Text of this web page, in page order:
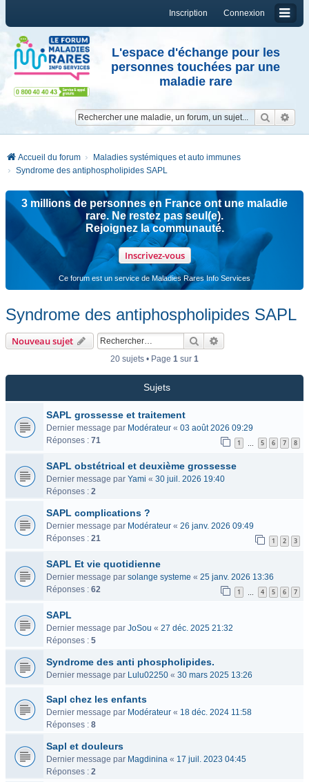
Connexion
Inscription
L'espace d'échange pour les
personnes touchées par une
maladie rare
Accueil du forum
Maladies systémiques et auto immunes
Syndrome des antiphospholipides SAPL
3 millions de personnes en France ont une maladie
rare. Ne restez pas seul(e).
Rejoignez la communauté.
Inscrivez-vous
Ce forum est un service de Maladies Rares Info Services
Syndrome des antiphospholipides SAPL
Nouveau sujet Rechercher
20 sujets • Page 1 sur 1
Sujets
SAPL grossesse et traitement
Dernier message par Modérateur « 03 août 2026 09:29
Réponses : 71 1 5 6 7 8
SAPL obstétrical et deuxième grossesse
Dernier message par Yami « 30 juil. 2026 19:40
Réponses : 2
SAPL complications ?
Dernier message par Modérateur « 26 janv. 2026 09:49
Réponses : 21 1 2 3
SAPL Et vie quotidienne
Dernier message par solange systeme « 25 janv. 2026 13:36
Réponses : 62 1 4 5 6 7
SAPL
Dernier message par JoSou « 27 déc. 2025 21:32
Réponses : 5
Syndrome des anti phospholipides.
Dernier message par Lulu02250 « 30 mars 2025 13:26
Sapl chez les enfants
Dernier message par Modérateur « 18 déc. 2024 11:58
Réponses : 8
Sapl et douleurs
Dernier message par Magdinina « 17 juil. 2023 04:45
Réponses : 2